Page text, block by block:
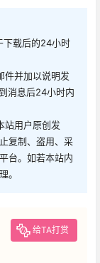
下载后的24小时
件并加以说明发
消息后24小时内
站用户原创发
复制、盗用、采
台。如若本站内
。
给TA打赏